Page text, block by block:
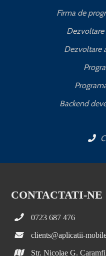
Firma de
Dezvoltare
Dezvoltare
Backend
CONTACTATI-NE
0723 687 476
clients@aplicatii-
Str. Nicolae G.